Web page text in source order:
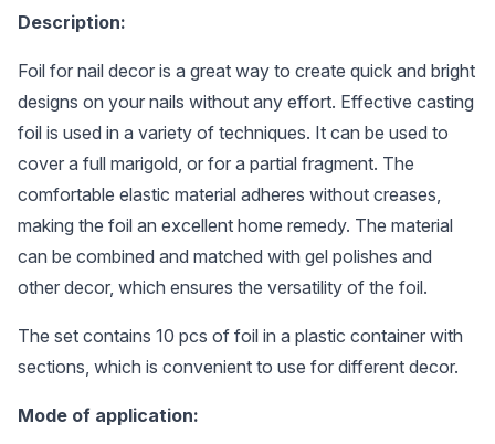
Description:
Foil for nail decor is a great way to create quick and bright
designs on your nails without any effort. Effective casting
foil is used in a variety of techniques. It can be used to
cover a full marigold, or for a partial fragment. The
comfortable elastic material adheres without creases,
making the foil an excellent home remedy. The material
can be combined and matched with gel polishes and
other decor, which ensures the versatility of the foil.
The set contains 10 pcs of foil in a plastic container with
sections, which is convenient to use for different decor.
Mode of application: